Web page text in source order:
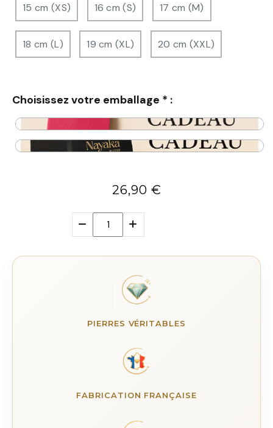
15 cm (XS) 16 cm (S) 17 cm (M)
18 cm (L) 19 cm (XL) 20 cm (XXL)
Choisissez votre emballage * :
26,90 €
PIERRES VÉRITABLES
FABRICATION FRANÇAISE